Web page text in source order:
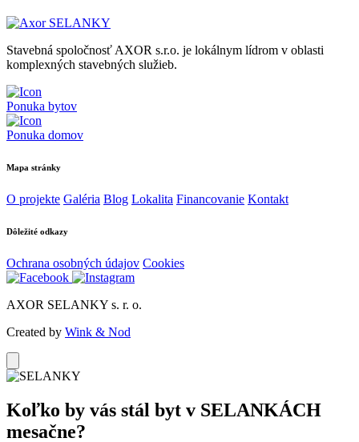
Stavebná spoločnosť AXOR s.r.o. je lokálnym lídrom v oblasti
komplexných stavebných služieb.
Ponuka bytov
Ponuka domov
Mapa stránky
O projekte Galéria Blog Lokalita Financovanie Kontakt
Dôležité odkazy
Ochrana osobných údajov Cookies
AXOR SELANKY s. r. o.
Created by Wink & Nod
Koľko by vás stál byt v SELANKÁCH
mesačne?